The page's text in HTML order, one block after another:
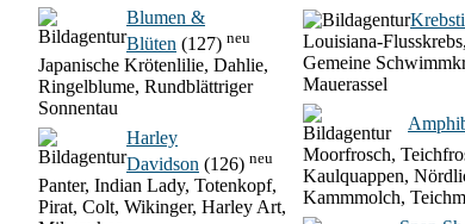
Blumen &
Blüten (127) neu
Japanische Krötenlilie, Dahlie,
Ringelblume, Rundblättriger
Sonnentau
Harley
Davidson (126) neu
Panter, Indian Lady, Totenkopf,
Pirat, Colt, Wikinger, Harley Art,
Louisiana-Flusskrebs,
Gemeine
Mauerassel
Moorfrosch,
Kaulquappen,
Kammmolch,